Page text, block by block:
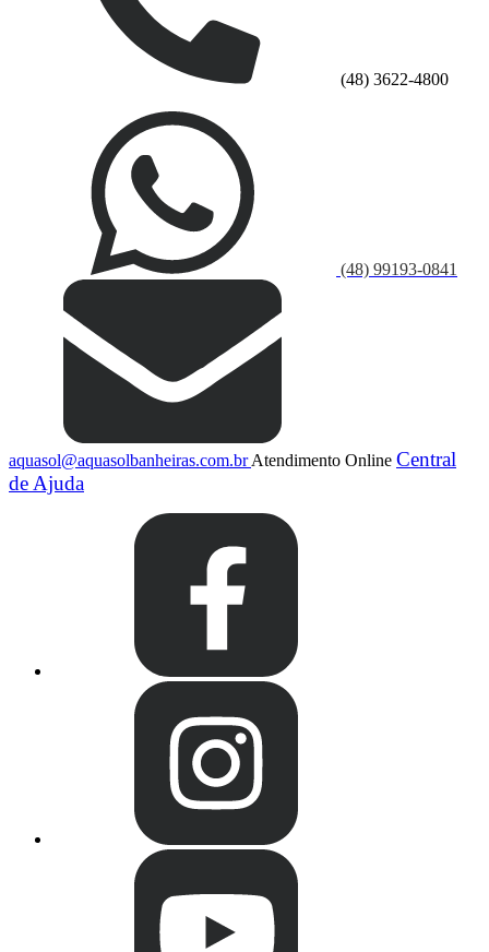
(48) 3622-4800
(48) 99193-0841
aquasol@aquasolbanheiras.com.brAtendimento Online Central
de Ajuda